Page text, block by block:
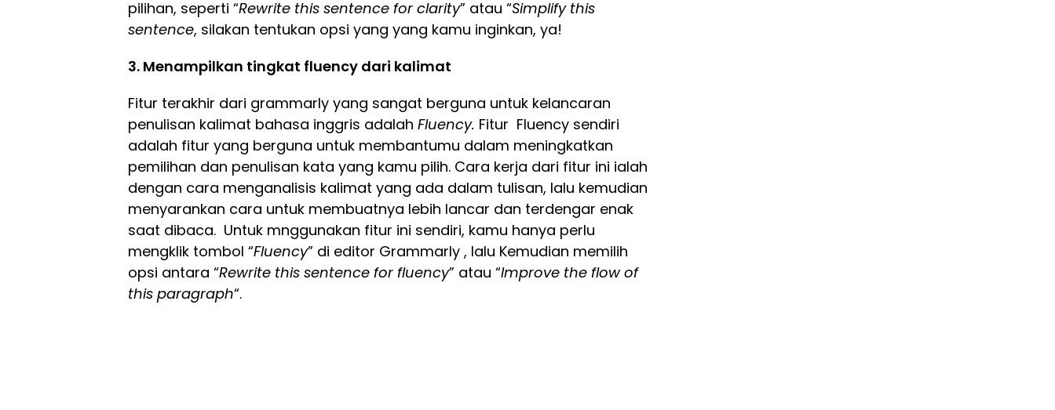
pilihan, seperti “Rewrite this sentence for clarity” atau “Simplify this
sentence, silakan tentukan opsi yang yang kamu inginkan, ya!
3. Menampilkan tingkat fluency dari kalimat
Fitur terakhir dari grammarly yang sangat berguna untuk kelancaran
penulisan kalimat bahasa inggris adalah Fluency. Fitur Fluency sendiri
adalah fitur yang berguna untuk membantumu dalam meningkatkan
pemilihan dan penulisan kata yang kamu pilih. Cara kerja dari fitur ini ialah
dengan cara menganalisis kalimat yang ada dalam tulisan, lalu kemudian
menyarankan cara untuk membuatnya lebih lancar dan terdengar enak
saat dibaca. Untuk mnggunakan fitur ini sendiri, kamu hanya perlu
mengklik tombol “Fluency” di editor Grammarly , lalu Kemudian memilih
opsi antara “Rewrite this sentence for fluency” atau “Improve the flow of
this paragraph“.